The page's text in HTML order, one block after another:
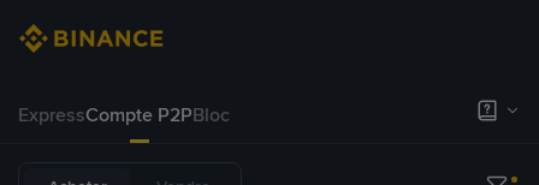
ExpressCompte P2PBloc